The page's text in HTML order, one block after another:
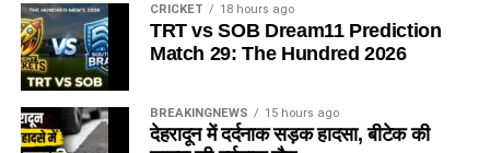
CRICKET 18 hours ago
TRT vs SOB Dream11 Prediction
Match 29: The Hundred 2026
BREAKINGNEWS 15 hours ago
देहरादून में दर्दनाक सड़क हादसा, बीटेक की